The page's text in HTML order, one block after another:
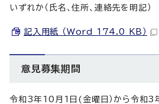
いずれか（氏名、住所、連絡先を明記）
記入用紙 （Word 174.0 KB）
意見募集期間
令和3年10月1日(金曜日）から令和3